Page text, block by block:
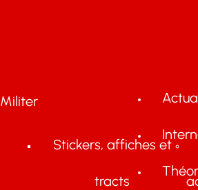
Militer
Stickers, affiches et
tracts